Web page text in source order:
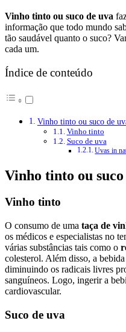
Vinho tinto ou suco de uva
informação que todo mundo
tão saudável quanto o suco?
cada um.
Índice de conteúdo
Vinho tinto ou suco de
Vinho tinto
Suco de uva
Uvas in
Vinho tinto ou suco
Vinho tinto
O consumo de uma taça de
os médicos e especialistas no
várias substâncias tais como o
colesterol. Além disso, a
diminuindo os radicais livres
sanguíneos. Logo, ingerir a
cardiovascular.
Suco de uva